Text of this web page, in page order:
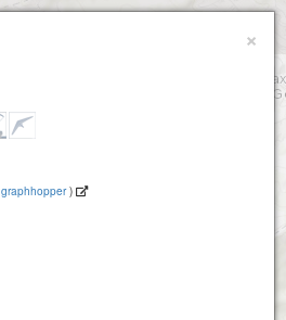
×
graphhopper)